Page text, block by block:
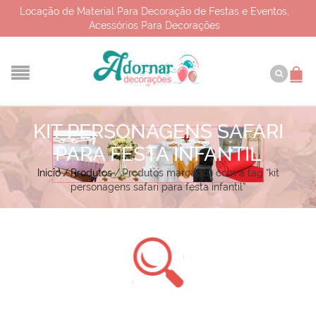
Locação de Material Para Decoração de Festas e Eventos,
Acessórios Para Decorações
KIT PERSONAGENS SAFARI
PARA FESTA INFANTIL
Início/Produtos/Produtos marcados com a tag “kit
personagens safari para festa infantil”